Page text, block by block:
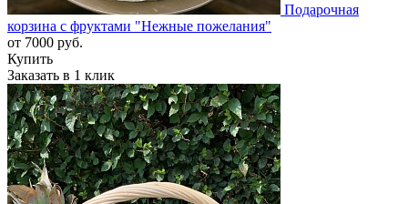
Подарочная
корзина с фруктами "Нежные пожелания"
от 7000 руб.
Купить
Заказать в 1 клик